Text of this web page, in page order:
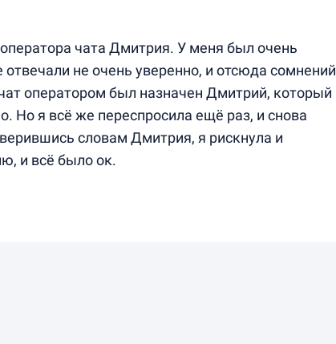
чата Дмитрия. У меня был очень
не очень уверенно, и отсюда сомнений
оператором был назначен Дмитрий, который
Но я всё же переспросила ещё раз, и снова
словам Дмитрия, я рискнула и
и всё было ок.